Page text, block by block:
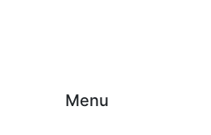
Menu